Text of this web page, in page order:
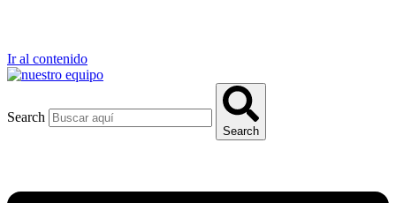
Ir al contenido
Search
Search